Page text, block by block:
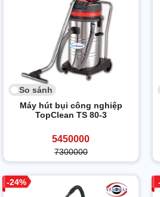
So sánh
Máy hút bụi công nghiệp
TopClean TS 80-3
5450000
7300000
24